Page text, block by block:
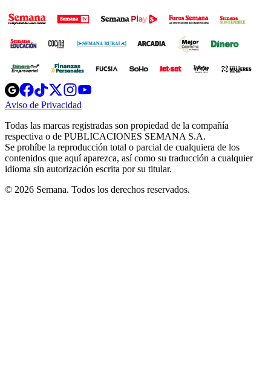
Opens
in
new
Opens
in
new
Opens
in
new
window
Opens
new
windowwindow
Aviso de Privacidad
new
window
Todas las marcas registradas son propiedad de la compañía
respectiva o de PUBLICACIONES SEMANA S.A.
Se prohíbe la reproducción total o parcial de cualquiera de los
contenidos que aquí aparezca, así como su traducción a cualquier
idioma sin autorización escrita por su titular.
© 2026 Semana. Todos los derechos reservados.